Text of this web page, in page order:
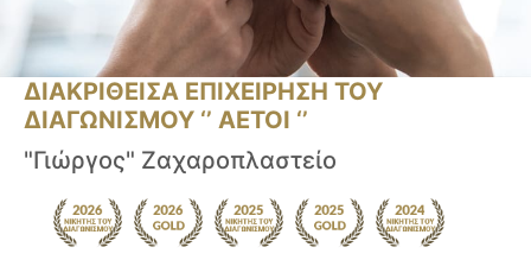
ΔΙΑΚΡΙΘΕΙΣΑ ΕΠΙΧΕΙΡΗΣΗ ΤΟΥ
ΔΙΑΓΩΝΙΣΜΟΥ ‘’ ΑΕΤΟΙ ‘’
"Γιώργος" Ζαχαροπλαστείο